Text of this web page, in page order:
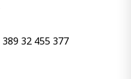
389 32 455 377